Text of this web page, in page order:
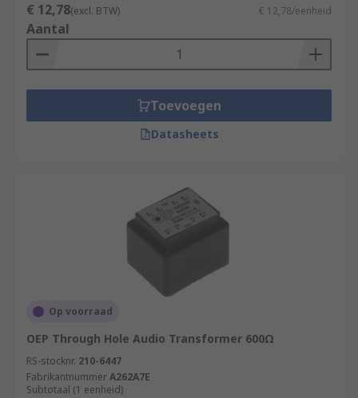
€ 12,78(excl. BTW) € 12,78/eenheid
Aantal
Toevoegen
Datasheets
Op voorraad
OEP Through Hole Audio Transformer 600Ω
RS-stocknr. 210-6447
FabrikantnummerA262A7E
Subtotaal (1 eenheid)